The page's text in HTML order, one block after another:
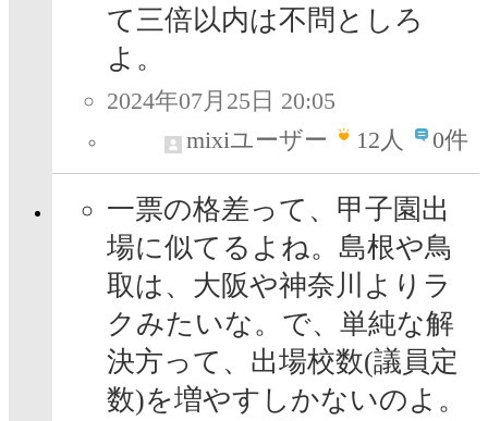
て三倍以内は不問としろ
よ。
2024年07月25日 20:05
mixiユーザー
12人 0件
一票の格差って、甲子園出
場に似てるよね。島根や鳥
取は、大阪や神奈川よりラ
クみたいな。で、単純な解
決方って、出場校数(議員定
数)を増やすしかないのよ。